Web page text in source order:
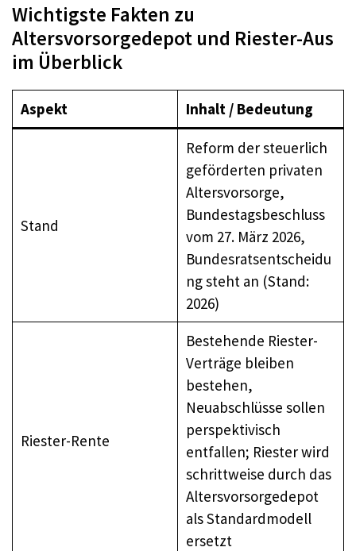
Wichtigste Fakten zu
Altersvorsorgedepot und Riester-Aus
im Überblick
Aspekt Inhalt / Bedeutung
Stand
Reform der steuerlich
geförderten privaten
Altersvorsorge,
Bundestagsbeschluss
vom 27. März 2026,
Bundesratsentscheidu
ng steht an (Stand:
2026)
Riester-Rente
Bestehende Riester-
Verträge bleiben
bestehen,
Neuabschlüsse sollen
perspektivisch
entfallen; Riester wird
schrittweise durch das
Altersvorsorgedepot
als Standardmodell
ersetzt